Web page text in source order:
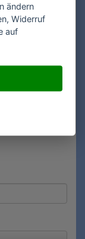
ändern
Widerruf
auf